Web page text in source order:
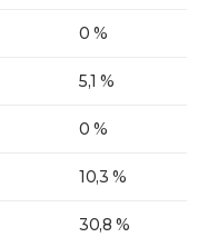
0 %
5,1 %
0 %
10,3 %
30,8 %